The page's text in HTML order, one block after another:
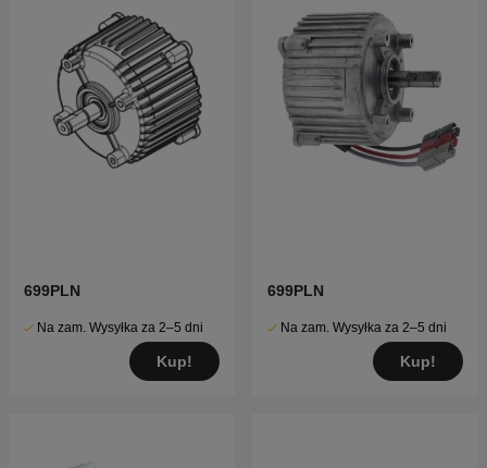
699PLN
Na zam. Wysyłka za 2–5 dni
Kup!
699PLN
Na zam. Wysyłka za 2–5 dni
Kup!